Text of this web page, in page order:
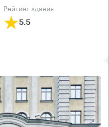
рейтинг здания
5.5